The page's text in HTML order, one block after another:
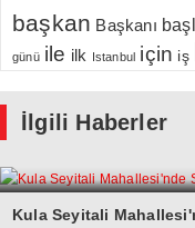
başkan Başkanı
günü ile ilk Istanbul için iş
İlgili Haberler
Kula Seyitali